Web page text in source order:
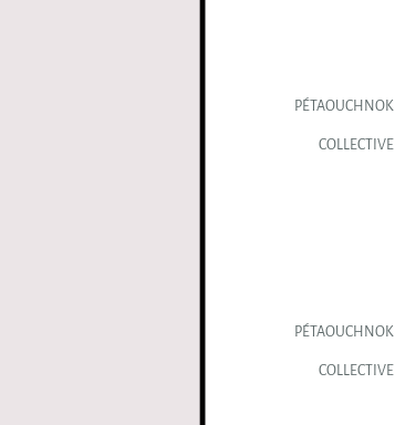
PÉTAOUCHNOK
COLLECTIVE
PÉTAOUCHNOK
COLLECTIVE